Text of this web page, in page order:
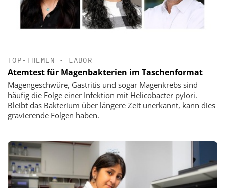
TOP-THEMEN • LABOR
Atemtest für Magenbakterien im Taschenformat
Magengeschwüre, Gastritis und sogar Magenkrebs sind
häufig die Folge einer Infektion mit Helicobacter pylori.
Bleibt das Bakterium über längere Zeit unerkannt, kann dies
gravierende Folgen haben.